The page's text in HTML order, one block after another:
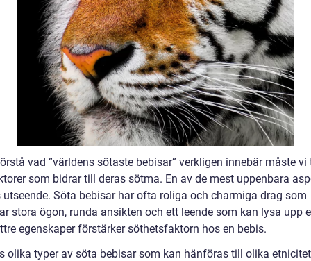
vad ”världens sötaste bebisar” verkligen innebär måste
som bidrar till deras sötma. En av de mest uppenbara
utseende. Söta bebisar har ofta roliga och charmiga drag som
stora ögon, runda ansikten och ett leende som kan lysa upp
egenskaper förstärker söthetsfaktorn hos en bebis.
olika typer av söta bebisar som kan hänföras till olika